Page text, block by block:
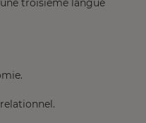
troisième langue